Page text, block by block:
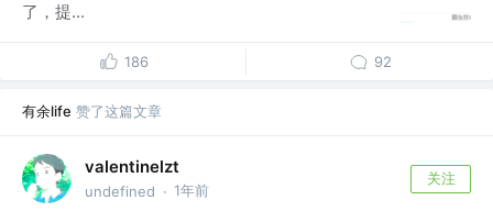
了，提...
186 92
有余life 赞了这篇文章
valentinelzt
undefined · 1年前
关注